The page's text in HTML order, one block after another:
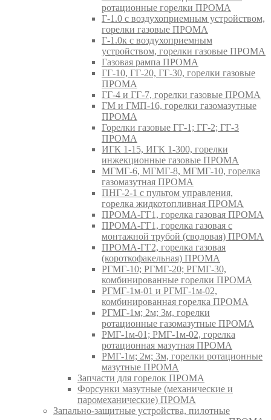
ротационные горелки ПРОМА
Г-1.0 с воздухоприемным устройством,
горелки газовые ПРОМА
Г-1.0к с воздухоприемным
устройством, горелки газовые ПРОМА
Газовая рампа ПРОМА
ГГ-10, ГГ-20, ГГ-30, горелки газовые
ПРОМА
ГГ-4 и ГГ-7, горелки газовые ПРОМА
ГМ и ГМП-16, горелки газомазутные
ПРОМА
Горелки газовые ГГ-1; ГГ-2; ГГ-3
ПРОМА
ИГК 1-15, ИГК 1-300, горелки
инжекционные газовые ПРОМА
МГМГ-6, МГМГ-8, МГМГ-10, горелка
газомазутная ПРОМА
ПНГ-2-1 с пультом управления,
горелка жидкотопливная ПРОМА
ПРОМА-ГГ1, горелка газовая ПРОМА
ПРОМА-ГГ1, горелка газовая с
монтажной трубой (сводовая) ПРОМА
ПРОМА-ГГ2, горелка газовая
(короткофакельная) ПРОМА
РГМГ-10; РГМГ-20; РГМГ-30,
комбинированные горелки ПРОМА
РГМГ-1м-01 и РГМГ-1м-02,
комбинированная горелка ПРОМА
РГМГ-1м; 2м; 3м, горелки
ротационные газомазутные ПРОМА
РМГ-1м-01; РМГ-1м-02, горелка
ротационная мазутная ПРОМА
РМГ-1м; 2м; 3м, горелки ротационные
мазутные ПРОМА
Запчасти для горелок ПРОМА
Форсунки мазутные (механические и
паромеханические) ПРОМА
Запально-защитные устройства, пилотные